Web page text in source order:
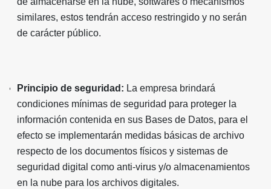
similares, estos tendrán acceso restringido y no serán
de carácter público.
Principio de seguridad: La empresa brindará
condiciones mínimas de seguridad para proteger la
información contenida en sus Bases de Datos, para el
efecto se implementarán medidas básicas de archivo
respecto de los documentos físicos y sistemas de
seguridad digital como anti-virus y/o almacenamientos
en la nube para los archivos digitales.